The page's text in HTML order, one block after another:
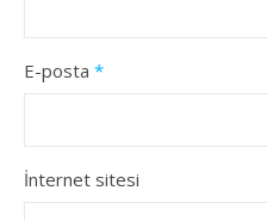
E-posta *
İnternet sitesi